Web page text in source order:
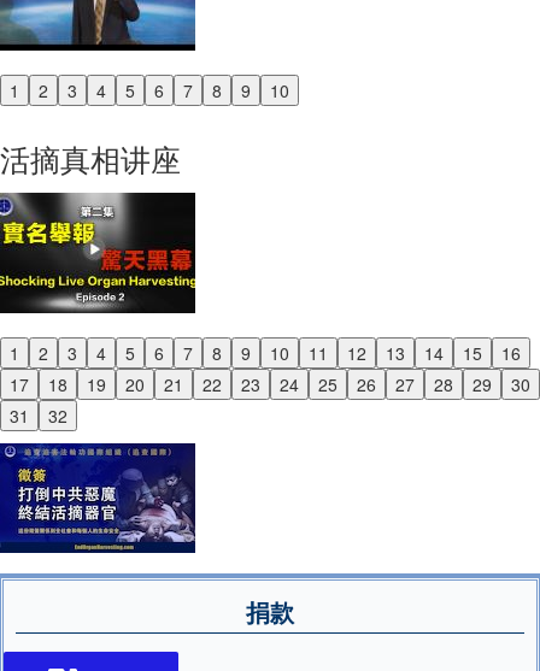
1 2 3 4 5 6 7 8 9 10
Previous
活摘真相讲座
1 2 3 4 5 6 7 8 9 10 11 12 13 14 15
16
17
18 19 20 21 22 23 24 25 26 27 28 29
30
31
32
Previous
Next
捐款